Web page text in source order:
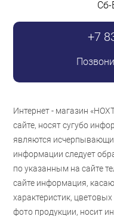
Сб-
+7
Интернет - магазин
сайте, носят сугубо
являются
информации следует
по указанным на сайте
сайте информация,
характеристик,
фото продукции, носит